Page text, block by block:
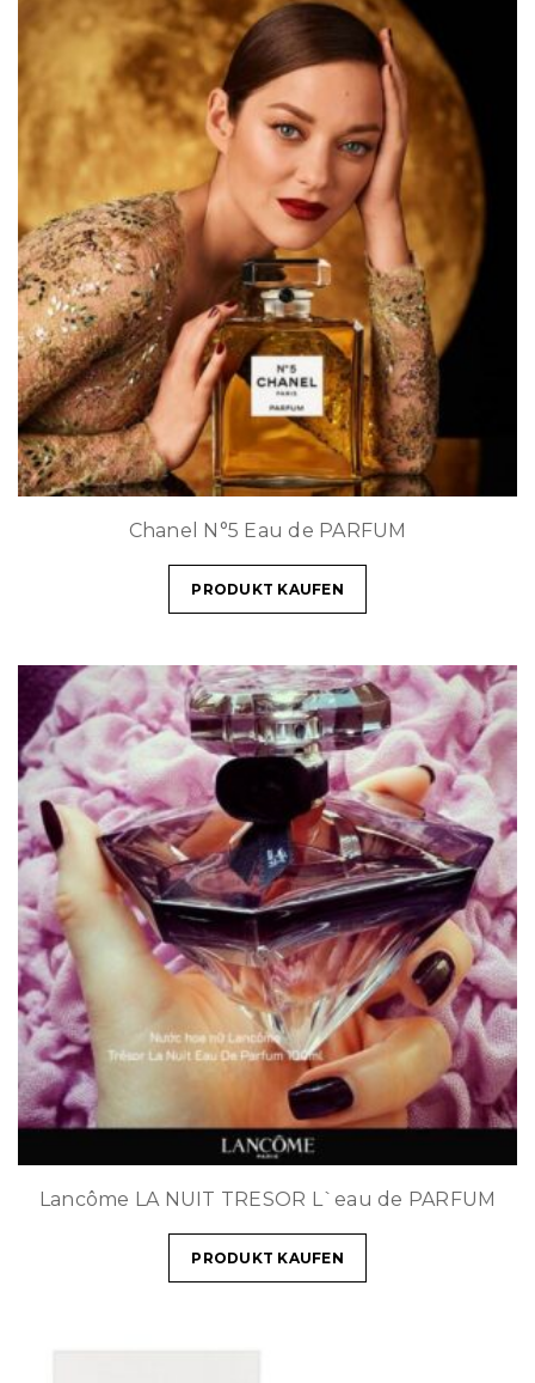
Chanel N°5 Eau de PARFUM
PRODUKT KAUFEN
Lancôme LA NUIT TRESOR L`eau de PARFUM
PRODUKT KAUFEN